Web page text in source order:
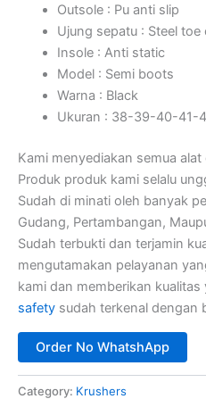
Outsole : Pu anti slip
Ujung sepatu : Steel toe
Insole : Anti static
Model : Semi boots
Warna : Black
Ukuran : 38-39-40-41-
Kami menyediakan semua
Produk produk kami selalu
Sudah di minati oleh banyak
Gudang, Pertambangan,
Sudah terbukti dan terjamin
mengutamakan pelayanan
kami dan memberikan kualitas
safety sudah terkenal dengan
Order No WhatshApp
Category: Krushers